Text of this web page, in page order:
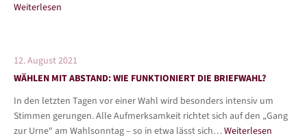
Weiterlesen
12. August 2021
WÄHLEN MIT ABSTAND: WIE FUNKTIONIERT DIE BRIEFWAHL?
In den letzten Tagen vor einer Wahl wird besonders intensiv um
Stimmen gerungen. Alle Aufmerksamkeit richtet sich auf den „Gang
zur Urne“ am Wahlsonntag – so in etwa lässt sich…Weiterlesen